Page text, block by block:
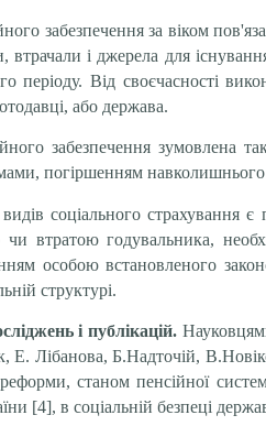
забезпечення за віком
втрачали і джерела для
періоду. Від своєчасності
або держава.
забезпечення зумовлена
погіршенням навколишнього
соціального страхування
чи втратою годувальника,
особою встановленого
структурі.
і публікацій.
Е. Лібанова, Б.Надточій,
станом пенсійної
[4], в соціальній безпеці